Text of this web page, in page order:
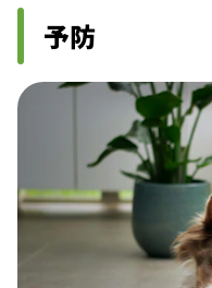
予防